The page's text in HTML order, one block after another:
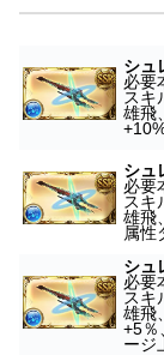
シュ
必要
スキ
雄飛
シュ
必要
スキ
雄飛
属性
シュ
必要
スキ
雄飛
+5％
ージ